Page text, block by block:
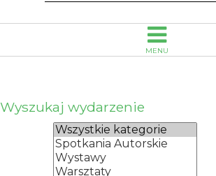
MENU
Wyszukaj wydarzenie